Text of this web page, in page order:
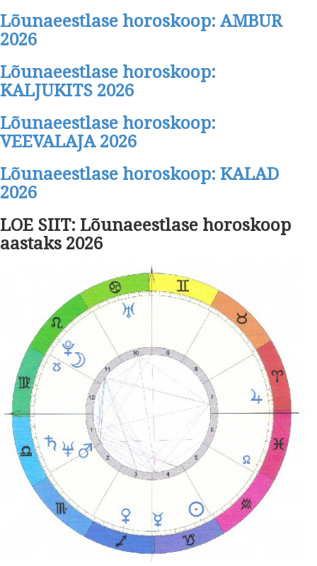
Lõunaeestlase horoskoop: AMBUR
2026
Lõunaeestlase horoskoop:
KALJUKITS 2026
Lõunaeestlase horoskoop:
VEEVALAJA 2026
Lõunaeestlase horoskoop: KALAD
2026
LOE SIIT: Lõunaeestlase horoskoop
aastaks 2026